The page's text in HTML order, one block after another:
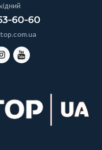
60-60